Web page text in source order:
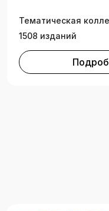
Тематическая
1508 изданий